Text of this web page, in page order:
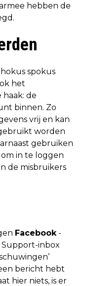
hebben de
spokus
het
de
binnen. Zo
vrij en kan
worden
gebruiken
in te loggen
de misbruikers
Facebook-
Support-inbox
bericht hebt
hier niets, is er